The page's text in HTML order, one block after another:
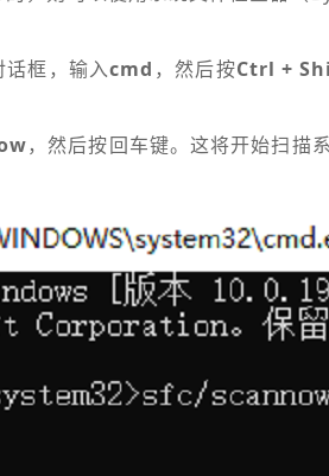
话框，输入cmd ，然后按Ctrl +
，然后按回车键。这将开始扫描